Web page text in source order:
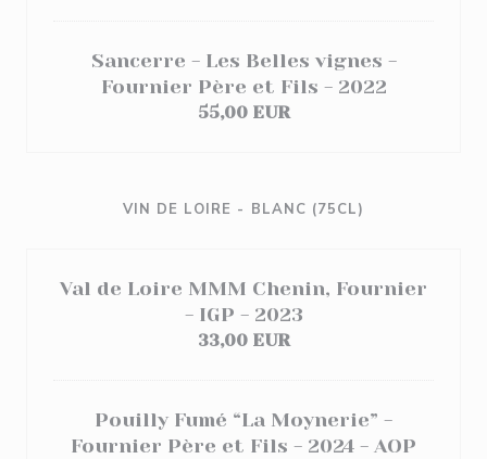
Sancerre - Les Belles vignes -
Fournier Père et Fils - 2022
55,00 EUR
VIN DE LOIRE - BLANC (75CL)
Val de Loire MMM Chenin, Fournier
- IGP - 2023
33,00 EUR
Pouilly Fumé “La Moynerie” -
Fournier Père et Fils - 2024 - AOP